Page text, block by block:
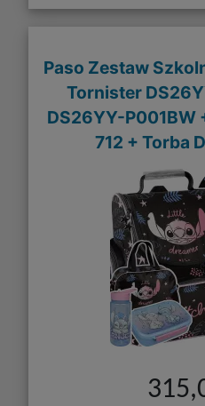
Paso Zestaw
Tornister
DS26YY-P001BW
712 + Torba